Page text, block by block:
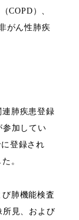
COPD ）、
がん性肺疾
肺疾患登録
参加してい
に登録され
。
肺機能検査
所見、および